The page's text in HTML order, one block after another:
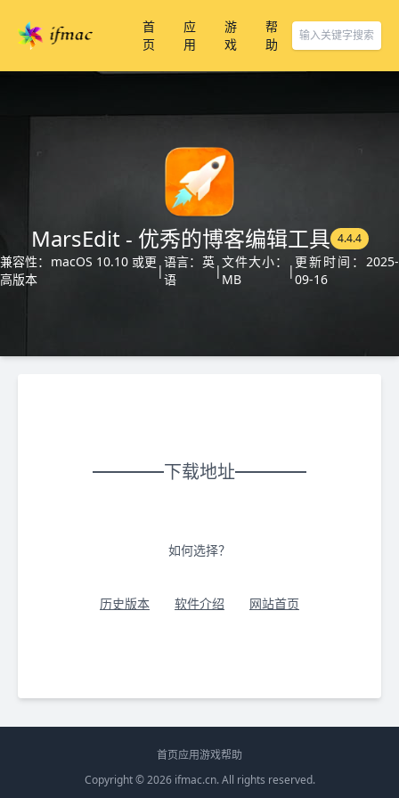
首
页
应
用
游
戏
帮
助
MarsEdit - 优秀的博客编辑工具 4.4.4
兼容性：macOS 10.10 或更
高版本
|
语言：英
语
|
文件大小：
MB
|
更新时间：2025-
09-16
下载地址
如何选择？
历史版本 软件介绍 网站首页
首页应用游戏帮助
Copyright © 2026 ifmac.cn. All rights reserved.